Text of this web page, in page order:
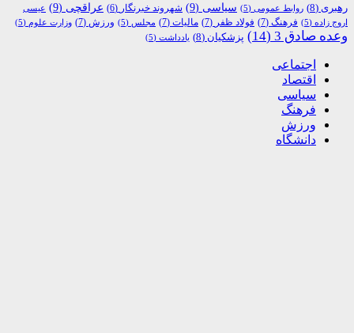
رهبری (8) روابط عمومی (5) سیاسی (9) شهروند خبرنگار (6) عراقچی (9)
عیسی
اروج زاده (5) فرهنگ (7) فولاد ظفر (7) مالیات (7) مجلس (5) ورزش (7) وزارت علوم (5)
وعده صادق 3 (14) پزشکیان (8) یادداشت (5)
اجتماعی
اقتصاد
سیاسی
فرهنگ
ورزش
دانشگاه